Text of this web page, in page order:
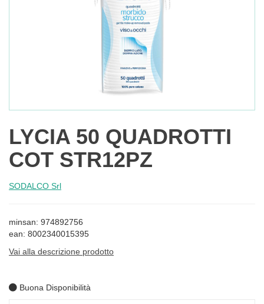
LYCIA 50 QUADROTTI
COT STR12PZ
SODALCO Srl
minsan: 974892756
ean: 8002340015395
Vai alla descrizione prodotto
Buona Disponibilità